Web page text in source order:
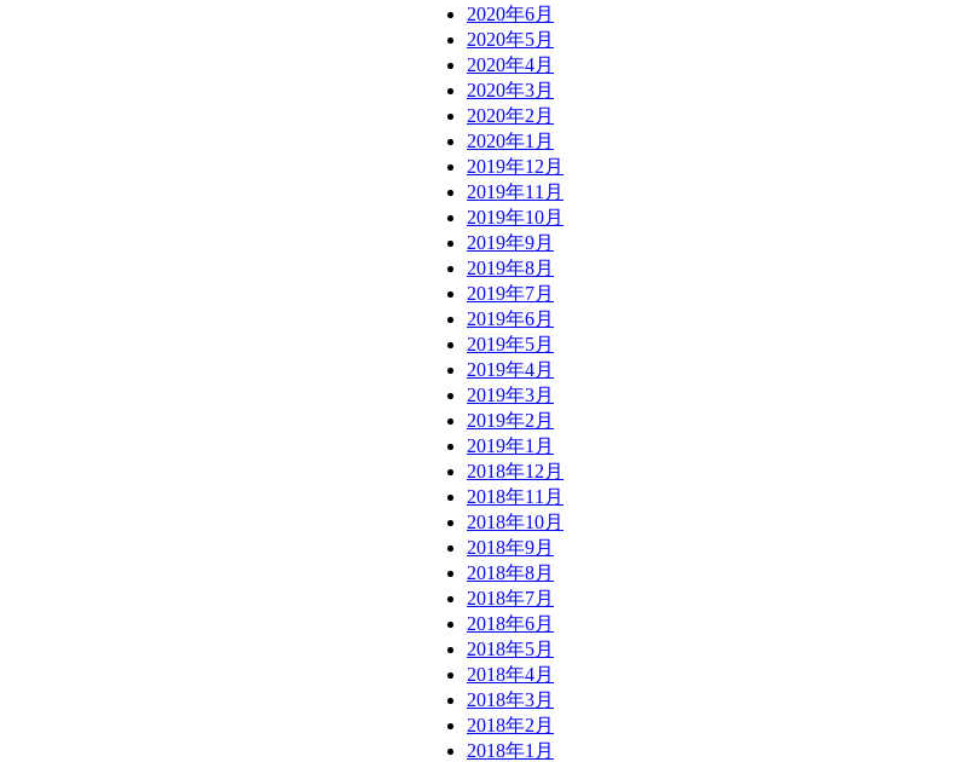
2020年6月
2020年5月
2020年4月
2020年3月
2020年2月
2020年1月
2019年12月
2019年11月
2019年10月
2019年9月
2019年8月
2019年7月
2019年6月
2019年5月
2019年4月
2019年3月
2019年2月
2019年1月
2018年12月
2018年11月
2018年10月
2018年9月
2018年8月
2018年7月
2018年6月
2018年5月
2018年4月
2018年3月
2018年2月
2018年1月